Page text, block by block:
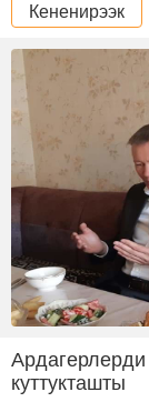
Кененирээк
куттукташты